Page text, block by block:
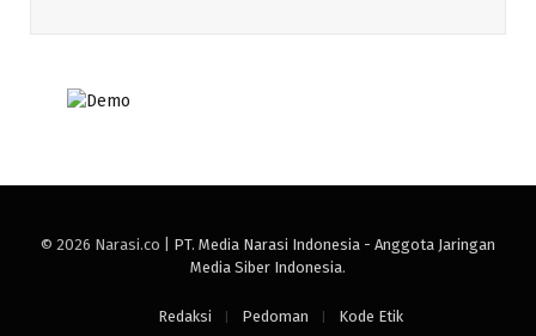
© 2026 Narasi.co | PT. Media Narasi Indonesia - Anggota Jaringan
Media Siber Indonesia.
Redaksi Pedoman Kode Etik